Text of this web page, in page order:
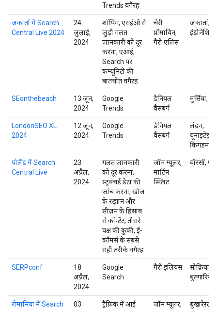
Trends वगैरह
जकार्ता में Search
Central Live 2024
24
जुलाई,
2024
शॉपिंग, एसईओ से
जुड़ी गलत
जानकारी को दूर
करना, एआई,
Search पर
कम्यूनिटी की
बातचीत वगैरह
चेरी
प्रॉमाविन,
गैरी एलिस
जकार्ता,
इंडोनेशिया
SEonthebeach
13 जून,
2024
Google
Trends
डैनियल
वैसबर्ग
मुर्सिया,
LondonSEO XL
2024
12 जून,
2024
Google
Trends
डैनियल
वैसबर्ग
लंदन,
यूनाइटेड
किंगडम
पोलैंड में Search
Central Live
23
अप्रैल,
2024
गलत जानकारी
को दूर करना,
स्ट्रक्चर्ड डेटा की
जांच करना, खोज
के रुझान और
सीज़न के हिसाब
से कॉन्टेंट, तीसरे
पक्ष की कुकी, ई-
कॉमर्स के सबसे
सही तरीके वगैरह
जॉन म्यूलर,
मार्टिन
स्प्लिट
वॉरसॉ,
SERPconf
18
अप्रैल,
2024
Google
Search
गैरी इलियस
सोफ़िया,
बुल्गारिया
रोमानिया में Search
03
ट्रैफ़िक में आई
जॉन म्यूलर,
बुखारेस्ट,